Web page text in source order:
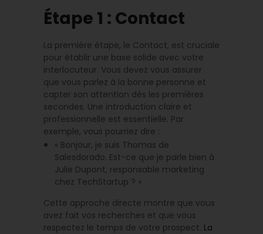
Étape 1 : Contact
La première étape, le Contact, est cruciale
pour établir une base solide avec votre
interlocuteur. Vous devez vous assurer
que vous parlez à la bonne personne et
capter son attention dès les premières
secondes. Une introduction claire et
professionnelle est essentielle. Par
exemple, vous pourriez dire :
« Bonjour, je suis Thomas de
Salesdorado. Est-ce que je parle bien à
Julie Dupont, responsable marketing
chez TechStartup ? »
Cette approche directe montre que vous
avez fait vos recherches et que vous
respectez le temps de votre prospect. La